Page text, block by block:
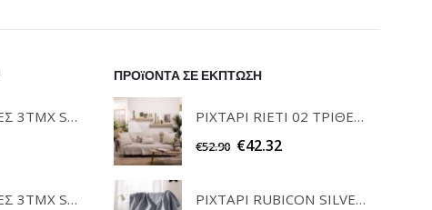
ΣΕΤ ΠΕΤΣΕΤΕΣ 3ΤΜΧ SOFRANO CIELO GUY LAROCHE
ΣΕΤ ΠΕΤΣΕΤΕΣ 3ΤΜΧ SOFRANO ANTHRACITE GUY LAROCHE
ΠΡΟϊΟΝΤΑ ΣΕ ΕΚΠΤΩΣΗ
ΡΙΧΤΑΡΙ RIETI 02 ΤΡΙΘΕΣΙΟ 180x300cm TEORAN
€52.90 €42.32
ΡΙΧΤΑΡΙ RUBICON SILVER ΠΟΛΥΘΡΟΝΑ 170x150cm GUY LAROCHE